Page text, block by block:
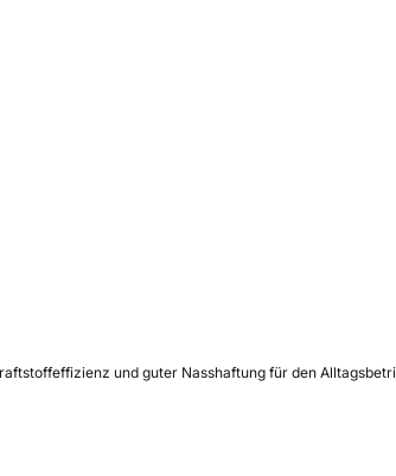
und guter Nasshaftung für den